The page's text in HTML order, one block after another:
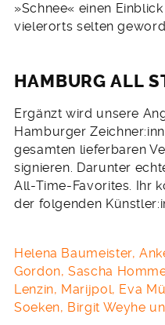
»Schnee« einen
vielerorts selten
HAMBURG ALL
Ergänzt wird unsere
Hamburger
gesamten lieferbaren
signieren. Darunter
All-Time-Favorites. Ihr
der folgenden
Helena Baumeister,
Gordon, Sascha
Lenzin, Marijpol, Eva
Soeken, Birgit Weyhe